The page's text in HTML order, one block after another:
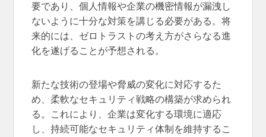
要であり、個人情報や企業の機密情報が漏洩し
ないように十分な対策を講じる必要がある。将
来的には、ゼロトラストの考え方がさらなる進
化を遂げることが予想される。
新たな技術の登場や脅威の変化に対応するた
め、柔軟なセキュリティ戦略の構築が求められ
る。これにより、企業は変化する環境に適応
し、持続可能なセキュリティ体制を維持するこ